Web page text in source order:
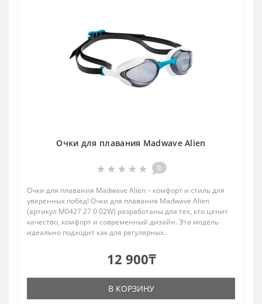
Очки для плавания Madwave Alien
0
Очки для плавания Madwave Alien – комфорт и стиль для
уверенных побед! Очки для плавания Madwave Alien
(артикул M0427 27 0 02W) разработаны для тех, кто ценит
качество, комфорт и современный дизайн. Эта модель
идеально подходит как для регулярных..
12 900₸
В КОРЗИНУ